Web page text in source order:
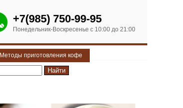
+7(985) 750-99-95
Понедельник-Воскресенье с 10:00 до 21:00
Методы приготовления кофе